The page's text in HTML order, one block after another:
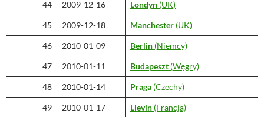
44 2009-12-16 Londyn (UK)
45 2009-12-18 Manchester (UK)
46 2010-01-09 Berlin (Niemcy)
47 2010-01-11 Budapeszt (Węgry)
48 2010-01-14 Praga (Czechy)
49 2010-01-17 Lievin (Francja)